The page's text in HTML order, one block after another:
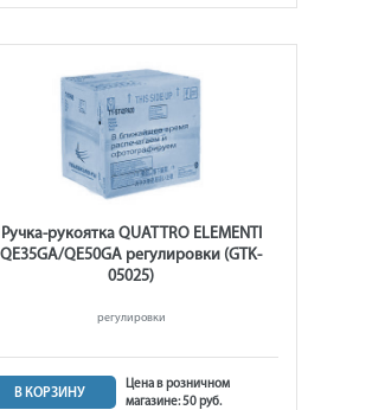
Ручка-рукоятка QUATTRO ELEMENTI
QE35GA/QE50GA регулировки (GTK-
05025)
регулировки
В КОРЗИНУ
Цена в розничном
магазине: 50 руб.